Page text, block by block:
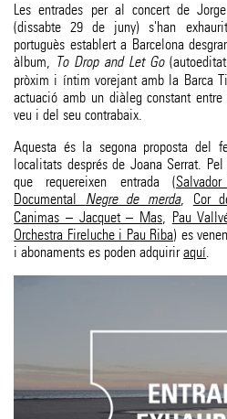
Les entrades per al concert de
(dissabte 29 de juny) s'han
portuguès establert a Barcelona
àlbum, To Drop and Let Go
pròxim i íntim vorejant amb la Barca
actuació amb un diàleg constant
veu i del seu contrabaix.
Aquesta és la segona proposta del
localitats després de Joana Serrat.
que requereixen entrada (
Documental Negre de merda, Cor
Canimas – Jacquet – Mas, Pau
Orchestra Fireluche i Pau Riba) es
i abonaments es poden adquiriraquí.